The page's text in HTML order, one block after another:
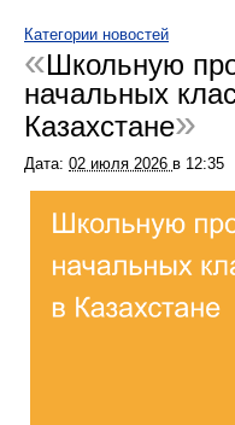
Категории новостей
Школьную
начальных
Казахстане
Дата: 02 июля 2026 в 12:35